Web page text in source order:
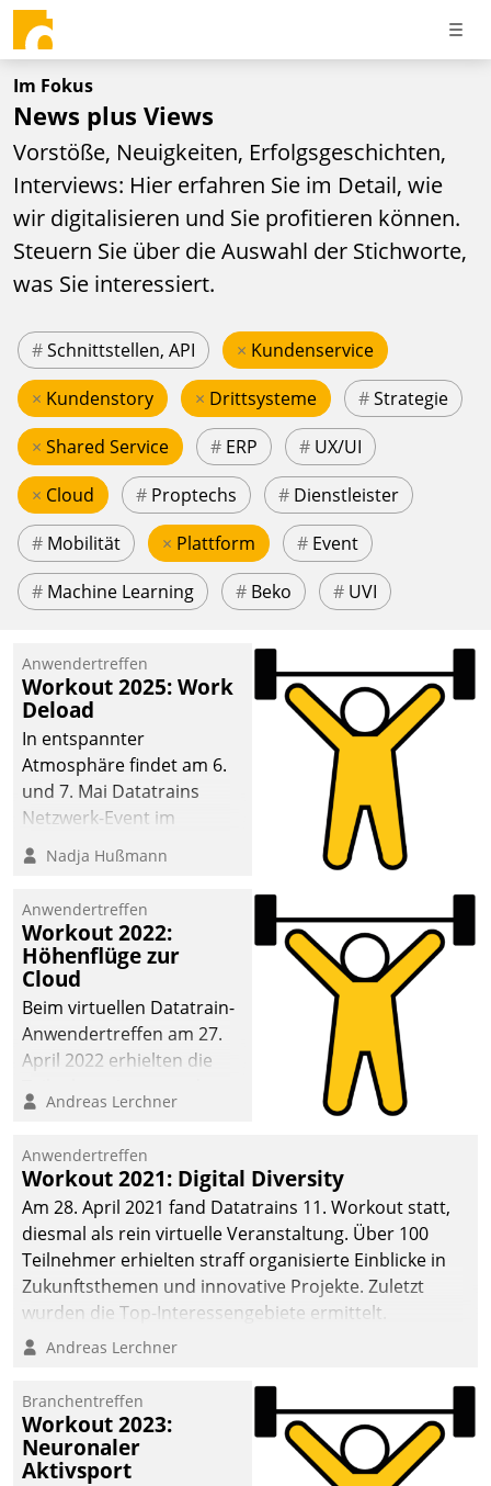
Im Fokus
News plus Views
Vorstöße, Neuigkeiten, Erfolgsgeschichten,
Interviews: Hier erfahren Sie im Detail, wie
wir digitalisieren und Sie profitieren können.
Steuern Sie über die Auswahl der Stichworte,
was Sie interessiert.
#Schnittstellen, API × Kundenservice
× Kundenstory × Drittsysteme #Strategie
× Shared Service # ERP # UX/UI
× Cloud # Proptechs # Dienstleister
# Mobilität × Plattform # Event
# Machine Learning # Beko # UVI
Anwendertreffen
Workout 2025: Work
Deload
In entspannter
Atmosphäre findet am 6.
und 7. Mai Datatrains
Netzwerk-Event im
Kunden- und Partnerkreis
statt. Zentrale Frage: Wie
Mammutprojekte
meistern und Workloads
wuppen – bei zunehmend
anspruchsvollen
Aufgaben und
abnehmendem
Nadja Hußmann
Anwendertreffen
Workout 2022:
Höhenflüge zur
Cloud
Beim virtuellen Datatrain-
Anwendertreffen am 27.
April 2022 erhielten die
Teilnehmer kurzweilige
Cloud-Strategien und -
Lösungen mit hohem
Zukunftspotenzial.
Andreas Lerchner
Anwendertreffen
Workout 2021: Digital Diversity
Am 28. April 2021 fand Datatrains 11. Workout statt,
diesmal als rein virtuelle Veranstaltung. Über 100
Teilnehmer erhielten straff organisierte Einblicke in
Zukunftsthemen und innovative Projekte. Zuletzt
wurden die Top-Interessengebiete ermittelt.
Andreas Lerchner
Branchentreffen
Workout 2023:
Neuronaler
Aktivsport